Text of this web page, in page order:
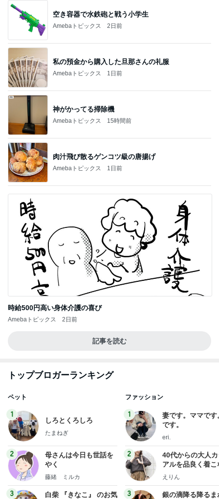
空き容器で水鉄砲と戦う小学生
Amebaトピックス 2日前
私の預金から購入した旦那さんの礼服
Amebaトピックス 1日前
神がかってる掃除機
Amebaトピックス 15時間前
肉汁飛び散るゲンコツ級の唐揚げ
Amebaトピックス 1日前
時給500円高い身体介護の喜び
Amebaトピックス 2日前
記事を読む
トップブロガーランキング
ペット
1
しろとくろしろ
たまねぎ
2
母さんは今日も世話を
やく
藤緒 ミルカ
3
白柴 『きなこ』 のお気
ファッション
1
妻です。ママです
です。
eri.
2
40代からの大人
アルを品良く着こ
ファッションブロ
えりん
3
銀の滴降る降るま